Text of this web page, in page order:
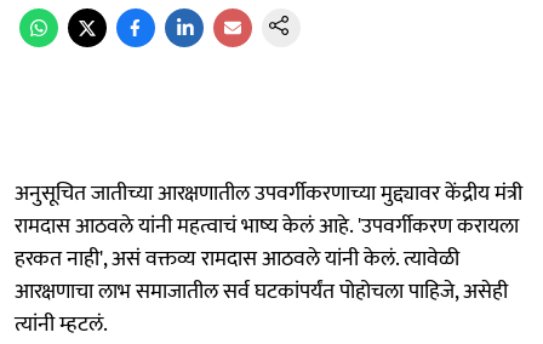
अनुसूचित जातीच्या आरक्षणातील उपवर्गीकरणाच्या मुद्द्यावर केंद्रीय मंत्री
रामदास आठवले यांनी महत्वाचं भाष्य केलं आहे. 'उपवर्गीकरण करायला
हरकत नाही', असं वक्तव्य रामदास आठवले यांनी केलं. त्यावेळी
आरक्षणाचा लाभ समाजातील सर्व घटकांपर्यंत पोहोचला पाहिजे, असेही
त्यांनी म्हटलं.